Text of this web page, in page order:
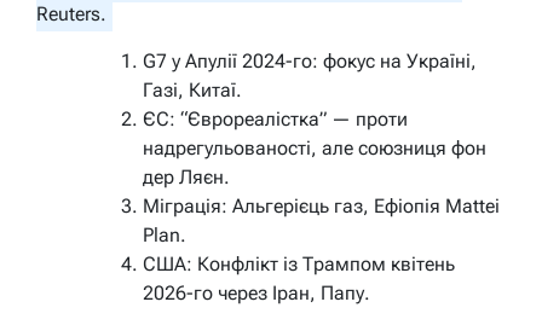
Reuters.
G7 у Апулії 2024-го: фокус на Україні,
Газі, Китаї.
ЄС: “Єврореалістка” — проти
надрегульованості, але союзниця фон
дер Ляєн.
Міграція: Альгерієць газ, Ефіопія Mattei
Plan.
США: Конфлікт із Трампом квітень
2026-го через Іран, Папу.